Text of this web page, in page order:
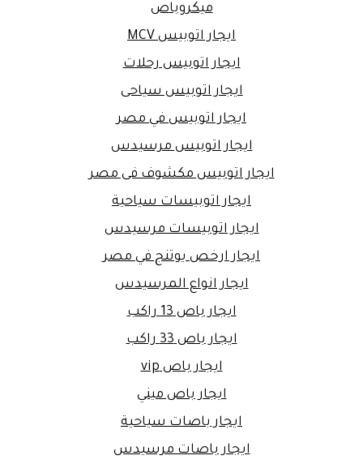
ميكروباص
ايجار اتوبيس MCV
ايجار اتوبيس رحلات
ايجار اتوبيس سياحى
ايجار اتوبيس في مصر
ايجار اتوبيس مرسيدس
ايجار اتوبيس مكشوف فى مصر
ايجار اتوبيسات سياحية
ايجار اتوبيسات مرسيدس
ايجار ارخص يوتنج في مصر
ايجار انواع المرسيدس
ايجار باص 13 راكب
ايجار باص 33 راكب
ايجار باص vip
ايجار باص ميني
ايجار باصات سياحية
ايجار باصات مرسيدس